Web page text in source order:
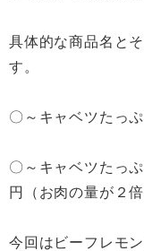
具体的な商品名と
す。
〇～キャベツたっ
〇～キャベツたっ
円（お肉の量が２倍
今回はビーフレモ